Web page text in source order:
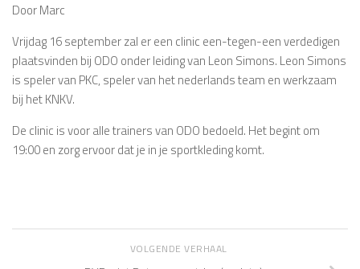
Door Marc
Vrijdag 16 september zal er een clinic een-tegen-een verdedigen
plaatsvinden bij ODO onder leiding van Leon Simons. Leon Simons
is speler van PKC, speler van het nederlands team en werkzaam
bij het KNKV.
De clinic is voor alle trainers van ODO bedoeld. Het begint om
19:00en zorg ervoor dat je in je sportkleding komt.
VOLGENDE VERHAAL